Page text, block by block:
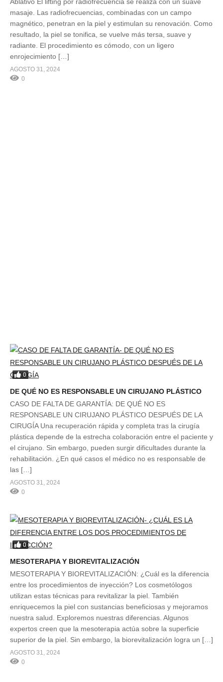
masaje. Las radiofrecuencias, combinadas con un campo
magnético, penetran en la piel y estimulan su renovación. Como
resultado, la piel se tonifica, se vuelve más tersa, suave y
radiante. El procedimiento es cómodo, con un ligero
enrojecimiento […]
AGOSTO 31, 2024
0
0
DE QUÉ NO ES RESPONSABLE UN CIRUJANO PLÁSTICO
CASO DE FALTA DE GARANTÍA: DE QUÉ NO ES
RESPONSABLE UN CIRUJANO PLÁSTICO DESPUÉS DE LA
CIRUGÍA Una recuperación rápida y completa tras la cirugía
plástica depende de la estrecha colaboración entre el paciente y
el cirujano. Sin embargo, pueden surgir dificultades durante la
rehabilitación. ¿En qué casos el médico no es responsable de
las […]
AGOSTO 31, 2024
0
0
MESOTERAPIA Y BIOREVITALIZACIÓN
MESOTERAPIA Y BIOREVITALIZACIÓN: ¿Cuál es la diferencia
entre los procedimientos de inyección? Los cosmetólogos
utilizan estas técnicas para revitalizar la piel. También
enriquecemos la piel con sustancias beneficiosas y mejoramos
nuestra salud. Exploremos nuestras diferencias. Algunos
expertos creen que la mesoterapia actúa sobre la superficie
superior de la piel. Sin embargo, la biorevitalización logra un […]
AGOSTO 31, 2024
0